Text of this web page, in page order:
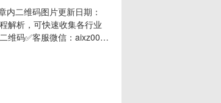
二维码图片更新日期：
解析，可快速收集各行业
维码✅客服微信：aixz007
必须将压缩包全部解压后
.txt 文件，里面可以配置你